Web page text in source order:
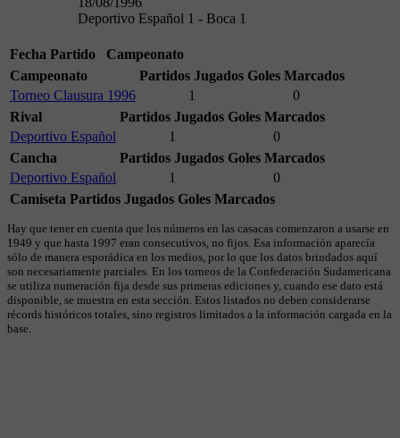
Deportivo Español 1 - Boca 1
Fecha Partido
Campeonato
Campeonato
Partidos Jugados Goles Marcados
Torneo Clausura 1996
1
0
Rival
Partidos Jugados Goles Marcados
Deportivo Español
1
0
Cancha
Partidos Jugados Goles Marcados
Deportivo Español
1
0
Camiseta Partidos Jugados Goles Marcados
Hay que tener en cuenta que los números en las casacas comenzaron a usarse en
1949 y que hasta 1997 eran consecutivos, no fijos. Esa información aparecía
sólo de manera esporádica en los medios, por lo que los datos brindados aquí
son necesariamente parciales. En los torneos de la Confederación Sudamericana
se utiliza numeración fija desde sus primeras ediciones y, cuando ese dato está
disponible, se muestra en esta sección. Estos listados no deben considerarse
récords históricos totales, sino registros limitados a la información cargada en la
base.